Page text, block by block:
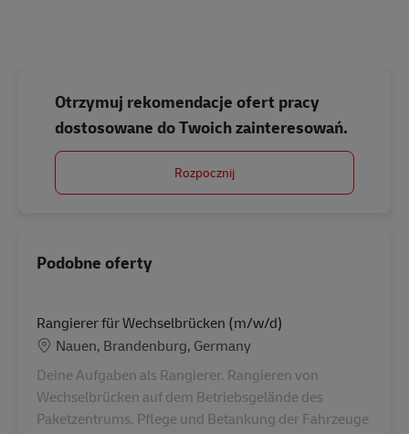
Otrzymuj rekomendacje ofert pracy
dostosowane do Twoich zainteresowań.
Rozpocznij
Podobne oferty
Rangierer für Wechselbrücken (m/w/d)
Lokalizacja
Nauen, Brandenburg, Germany
Deine Aufgaben als Rangierer. Rangieren von
Wechselbrücken auf dem Betriebsgelände des
Paketzentrums. Pflege und Betankung der Fahrzeuge